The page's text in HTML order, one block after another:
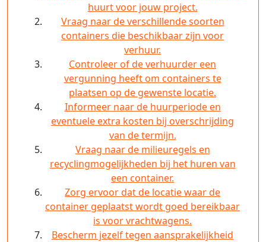
huurt voor jouw project.
Vraag naar de verschillende soorten
containers die beschikbaar zijn voor
verhuur.
Controleer of de verhuurder een
vergunning heeft om containers te
plaatsen op de gewenste locatie.
Informeer naar de huurperiode en
eventuele extra kosten bij overschrijding
van de termijn.
Vraag naar de milieuregels en
recyclingmogelijkheden bij het huren van
een container.
Zorg ervoor dat de locatie waar de
container geplaatst wordt goed bereikbaar
is voor vrachtwagens.
Bescherm jezelf tegen aansprakelijkheid